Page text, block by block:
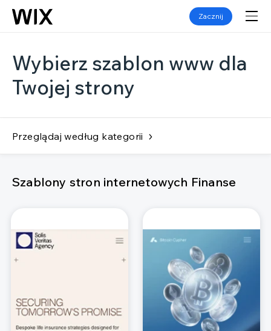
Zacznij
Wybierz szablon www dla
Twojej strony
Przeglądaj według kategorii
Szablony stron internetowych Finanse